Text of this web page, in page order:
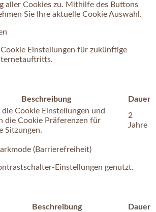
aller Cookies zu. Mithilfe des Buttons
Sie Ihre aktuelle Cookie Auswahl.
Einstellungen für zukünftige
Beschreibung
Dauer
Cookie Einstellungen und
die Cookie Präferenzen für
Sitzungen.
2
Jahre
(Barrierefreiheit)
Einstellungen genutzt.
Beschreibung
Dauer